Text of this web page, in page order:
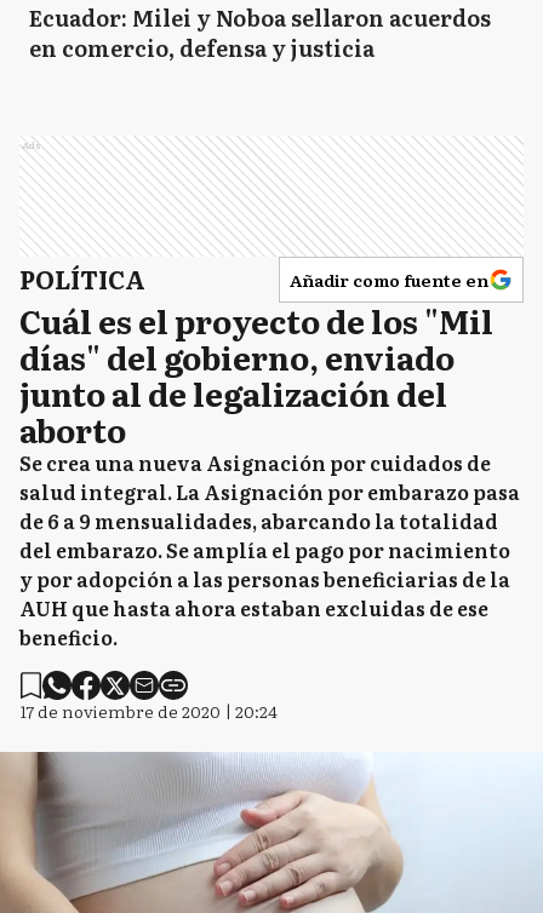
Ecuador: Milei y Noboa sellaron acuerdos
en comercio, defensa y justicia
Ads
POLÍTICA Añadir como fuente en
Cuál es el proyecto de los "Mil
días" del gobierno, enviado
junto al de legalización del
aborto
Se crea una nueva Asignación por cuidados de
salud integral. La Asignación por embarazo pasa
de 6 a 9 mensualidades, abarcando la totalidad
del embarazo. Se amplía el pago por nacimiento
y por adopción a las personas beneficiarias de la
AUH que hasta ahora estaban excluidas de ese
beneficio.
17 de noviembre de 2020 | 20:24